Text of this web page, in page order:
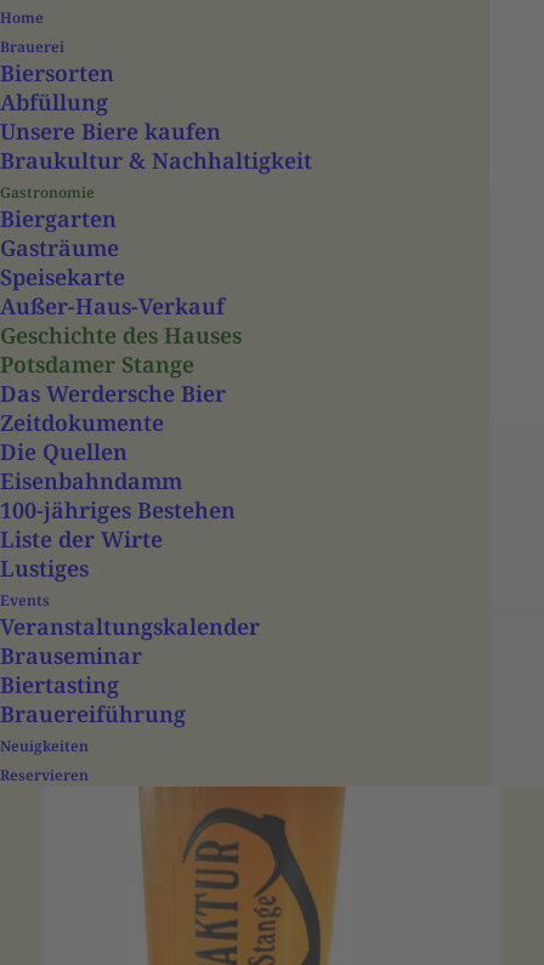
Home
Brauerei
Biersorten
Abfüllung
Unsere Biere kaufen
Braukultur & Nachhaltigkeit
Gastronomie
Biergarten
Gasträume
Speisekarte
Außer-Haus-Verkauf
Geschichte des Hauses
Potsdamer Stange
Das Werdersche Bier
Zeitdokumente
Die Quellen
Eisenbahndamm
100-jähriges Bestehen
Liste der Wirte
Lustiges
Events
Veranstaltungs­­kalender
Brauseminar
Biertasting
Brauereiführung
Neuigkeiten
Reservieren
Potsdamer Stange
Home
Potsdamer Stange